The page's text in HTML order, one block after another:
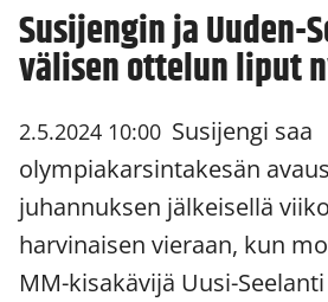
Susijengin ja Uuden-
välisen ottelun liput
2.5.2024 10:00 Susijengi saa
olympiakarsintakesän
juhannuksen jälkeisellä
harvinaisen vieraan, kun
MM-kisakävijä Uusi-